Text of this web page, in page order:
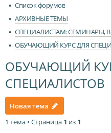
Список форумов
АРХИВНЫЕ ТЕМЫ
СПЕЦИАЛИСТАМ: СЕМИНАРЫ,
ОБУЧАЮЩИЙ КУРС ДЛЯ
ОБУЧАЮЩИЙ
СПЕЦИАЛИСТОВ
Новая тема
1 тема • Страница 1 из 1